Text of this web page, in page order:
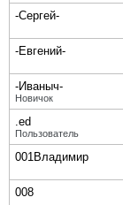
-Сергей-
-Евгений-
-Иваныч-
Новичок
.ed
Пользователь
001Владимир
008